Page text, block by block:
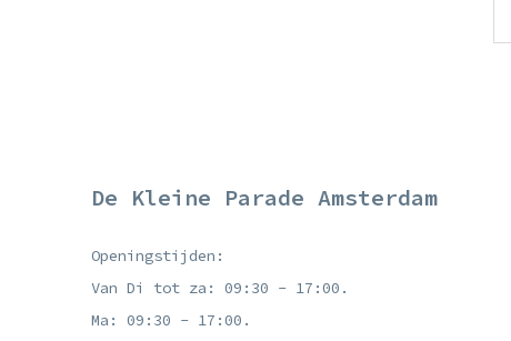
De Kleine Parade Amsterdam
Openingstijden:
Van Di tot za: 09:30 - 17:00.
Ma: 09:30 - 17:00.